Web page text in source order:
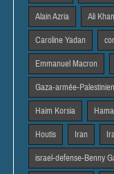
Alain Azria Ali
Caroline Yadan
Emmanuel Macron
Gaza-armée-
Haim Korsia
Houtis Iran
israel-defense-Benny